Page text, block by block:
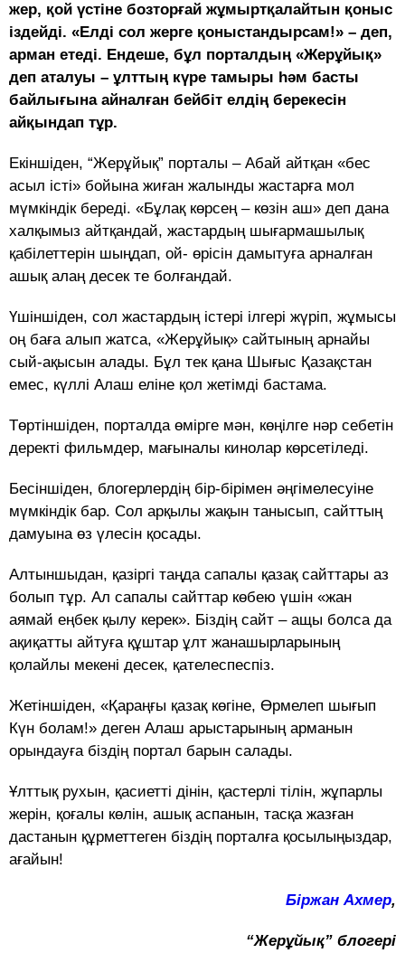
жер, қой үстіне бозторғай жұмыртқалайтын қоныс
іздейді. «Елді сол жерге қоныстандырсам!» – деп,
арман етеді. Ендеше, бұл порталдың «Жерұйық»
деп аталуы – ұлттың күре тамыры һәм басты
байлығына айналған бейбіт елдің берекесін
айқындап тұр.
Екіншіден, “Жерұйық” порталы – Абай айтқан «бес
асыл істі» бойына жиған жалынды жастарға мол
мүмкіндік береді. «Бұлақ көрсең – көзін аш» деп дана
халқымыз айтқандай, жастардың шығармашылық
қабілеттерін шыңдап, ой- өрісін дамытуға арналған
ашық алаң десек те болғандай.
Үшіншіден, сол жастардың істері ілгері жүріп, жұмысы
оң баға алып жатса, «Жерұйық» сайтының арнайы
сый-ақысын алады. Бұл тек қана Шығыс Қазақстан
емес, күллі Алаш еліне қол жетімді бастама.
Төртіншіден, порталда өмірге мән, көңілге нәр себетін
деректі фильмдер, мағыналы кинолар көрсетіледі.
Бесіншіден, блогерлердің бір-бірімен әңгімелесуіне
мүмкіндік бар. Сол арқылы жақын танысып, сайттың
дамуына өз үлесін қосады.
Алтыншыдан, қазіргі таңда сапалы қазақ сайттары аз
болып тұр. Ал сапалы сайттар көбею үшін «жан
аямай еңбек қылу керек». Біздің сайт – ащы болса да
ақиқатты айтуға құштар ұлт жанашырларының
қолайлы мекені десек, қателеспеспіз.
Жетіншіден, «Қараңғы қазақ көгіне, Өрмелеп шығып
Күн болам!» деген Алаш арыстарының арманын
орындауға біздің портал барын салады.
Ұлттық рухын, қасиетті дінін, қастерлі тілін, жұпарлы
жерін, қоғалы көлін, ашық аспанын, тасқа жазған
дастанын құрметтеген біздің порталға қосылыңыздар,
ағайын!
Біржан Ахмер,
“Жерұйық” блогері